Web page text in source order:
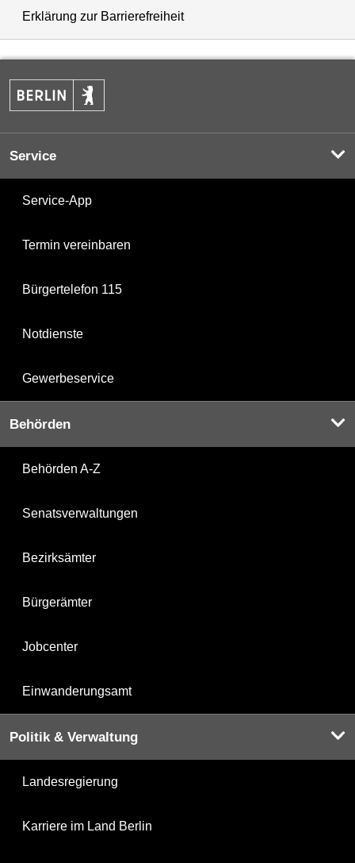
Erklärung zur Barrierefreiheit
Service
Service-App
Termin vereinbaren
Bürgertelefon 115
Notdienste
Gewerbeservice
Behörden
Behörden A-Z
Senatsverwaltungen
Bezirksämter
Bürgerämter
Jobcenter
Einwanderungsamt
Politik & Verwaltung
Landesregierung
Karriere im Land Berlin